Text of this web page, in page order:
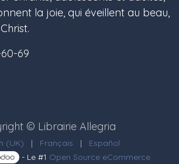
la joie, qui éveillent au beau,
69
© Librairie Allegria
(UK) | Français |
Español
- Le #1 Open Source eCommerce